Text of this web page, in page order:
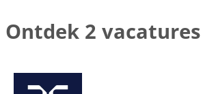
Ontdek 2 vacatures